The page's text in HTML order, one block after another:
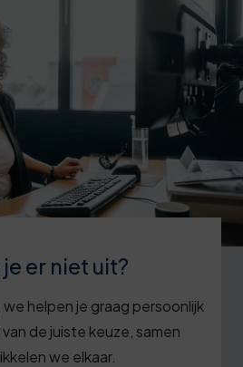
er niet uit?
helpen je graag persoonlijk
de juiste keuze, samen
we elkaar.